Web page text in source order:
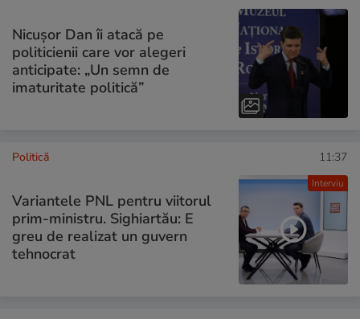
Nicușor Dan îi atacă pe
politicienii care vor alegeri
anticipate: „Un semn de
imaturitate politică”
Interviu
Politică 11:37
Variantele PNL pentru viitorul
prim-ministru. Sighiartău: E
greu de realizat un guvern
tehnocrat